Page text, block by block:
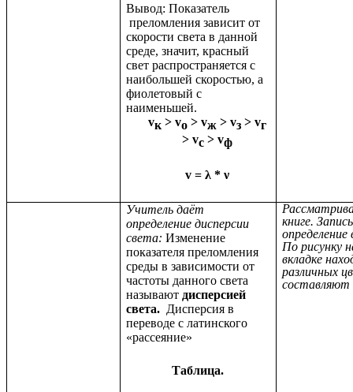
Вывод: Показатель
преломления зависит от
скорости света в данной
среде, значит, красный
свет распространяется с
наибольшей скоростью, а
фиолетовый с
наименьшей.
vк >vо >vж >vз >vг
>vс > vф
v = λ * ν
Учитель даёт
определение дисперсии
света:Изменение
показателя преломления
среды в зависимости от
частоты данного света
называют дисперсией
света. Дисперсия в
переводе с латинского
«рассеяние»
Таблица.
книге.
По рисунку
вкладке
различных
составляют